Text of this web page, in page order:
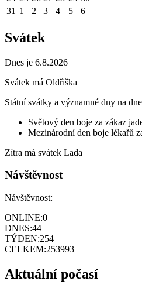
31 1 2 3 4 5 6
Svátek
Dnes je 6.8.2026
Svátek má Oldřiška
Státní svátky a významné dny na
Světový den boje za zákaz
Mezinárodní den boje lékařů
Zítra má svátek Lada
Návštěvnost
Návštěvnost:
ONLINE:0
DNES:44
TÝDEN:254
CELKEM:253993
Aktuální počasí